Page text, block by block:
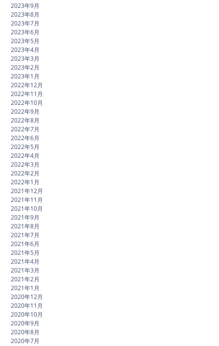
2023年9月
2023年8月
2023年7月
2023年6月
2023年5月
2023年4月
2023年3月
2023年2月
2023年1月
2022年12月
2022年11月
2022年10月
2022年9月
2022年8月
2022年7月
2022年6月
2022年5月
2022年4月
2022年3月
2022年2月
2022年1月
2021年12月
2021年11月
2021年10月
2021年9月
2021年8月
2021年7月
2021年6月
2021年5月
2021年4月
2021年3月
2021年2月
2021年1月
2020年12月
2020年11月
2020年10月
2020年9月
2020年8月
2020年7月